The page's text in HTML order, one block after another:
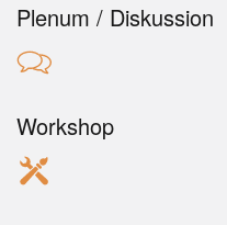
Plenum / Diskussion
Workshop